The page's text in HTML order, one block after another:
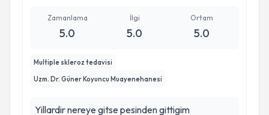
Zamanlama
5.0
İlgi
5.0
Ortam
5.0
Multiple skleroz tedavisi
Uzm. Dr. Güner Koyuncu Muayenehanesi
Yillardir nereye gitse pesinden gittigim